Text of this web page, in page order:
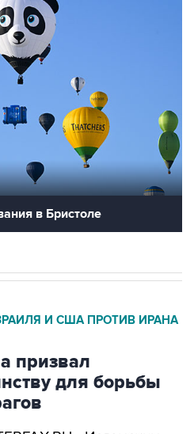
в Бристоле
И США ПРОТИВ ИРАНА
призвал
для борьбы